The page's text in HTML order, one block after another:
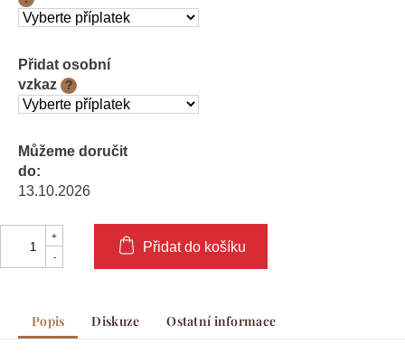
Přidat osobní
vzkaz
?
Můžeme doručit
do:
13.10.2026
Přidat do košíku
Popis Diskuze Ostatní informace